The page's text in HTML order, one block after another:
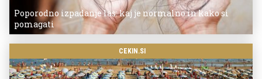
Poporodno izpadanje las: kaj je normalno in kako si
pomagati
CEKIN.SI